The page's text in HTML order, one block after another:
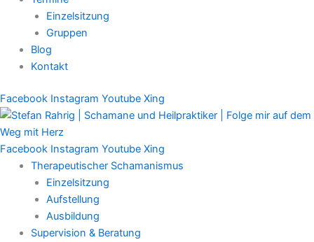
Einzelsitzung
Gruppen
Blog
Kontakt
Facebook Instagram Youtube Xing
Facebook Instagram Youtube Xing
Therapeutischer Schamanismus
Einzelsitzung
Aufstellung
Ausbildung
Supervision & Beratung